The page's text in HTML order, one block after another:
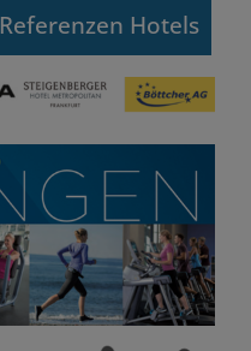
Referenzen Hotels